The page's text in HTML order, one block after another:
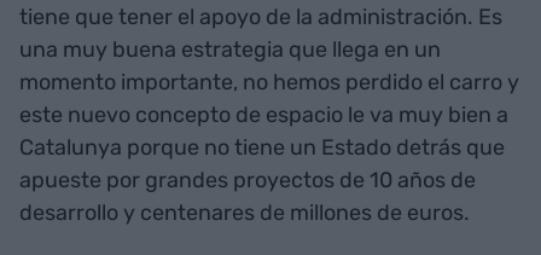
tiene que tener el apoyo de la administración. Es
una muy buena estrategia que llega en un
momento importante, no hemos perdido el carro y
este nuevo concepto de espacio le va muy bien a
Catalunya porque no tiene un Estado detrás que
apueste por grandes proyectos de 10 años de
desarrollo y centenares de millones de euros.